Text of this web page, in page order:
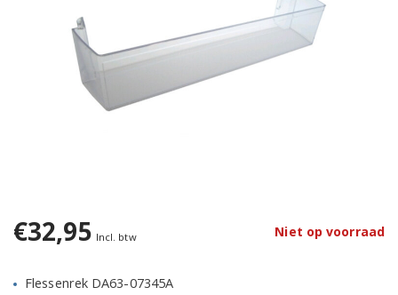
€32,95 Incl. btw Niet op voorraad
Flessenrek DA63-07345A